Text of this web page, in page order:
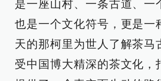
是一座山村、一条古道、一
也是一个文化符号，更是一
天的那柯里为世人了解茶马
受中国博大精深的茶文化，